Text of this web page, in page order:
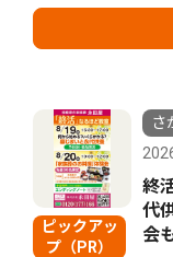
ピックアッ
プ（PR）
さ
終
代
会